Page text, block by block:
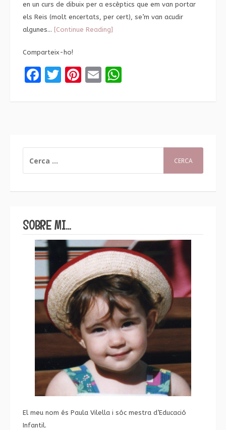
en un curs de dibuix per a escèptics que em van portar
els Reis (molt encertats, per cert), se’m van acudir
algunes… [Continue Reading]
Comparteix-ho!
Facebook
Twitter
Pinterest
Email
SOBRE MI…
El meu nom és Paula Vilella i sóc mestra d’Educació
Infantil.